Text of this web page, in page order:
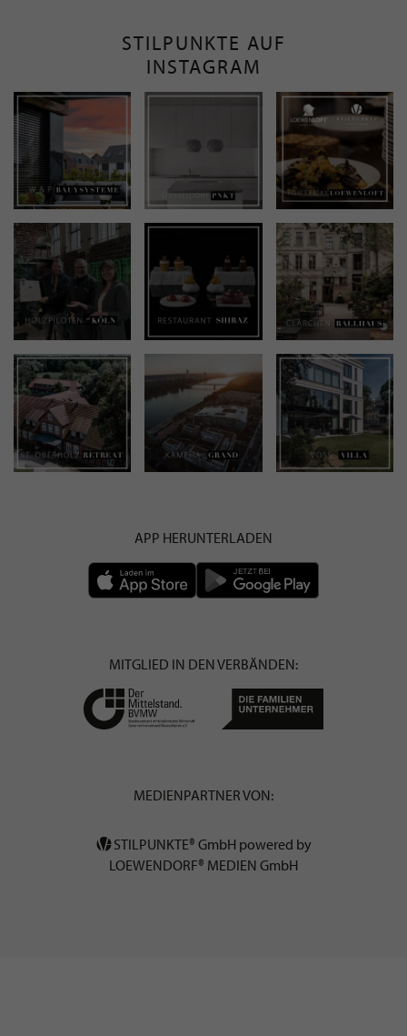
STILPUNKTE AUF
INSTAGRAM
APP HERUNTERLADEN
MITGLIED IN DEN VERBÄNDEN:
MEDIENPARTNER VON:
STILPUNKTE® GmbH powered by
LOEWENDORF® MEDIEN GmbH